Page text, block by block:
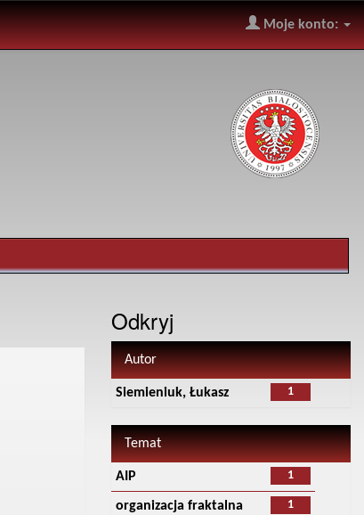
Moje konto:
Odkryj
Autor
1
Siemieniuk, Łukasz
Temat
1
AIP
1
organizacja fraktalna